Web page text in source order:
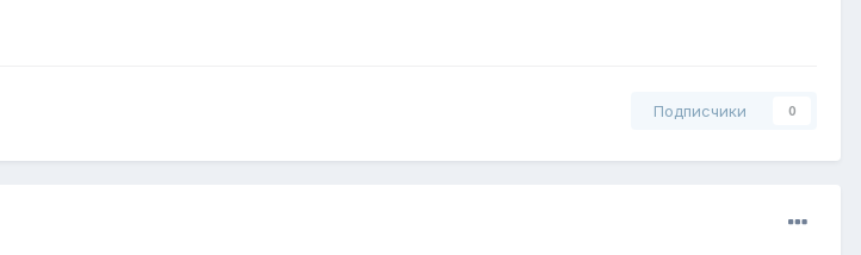
Подписчики 0